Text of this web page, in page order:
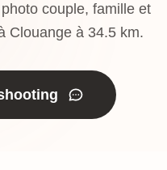
couple, famille et
Clouange à 34.5 km.